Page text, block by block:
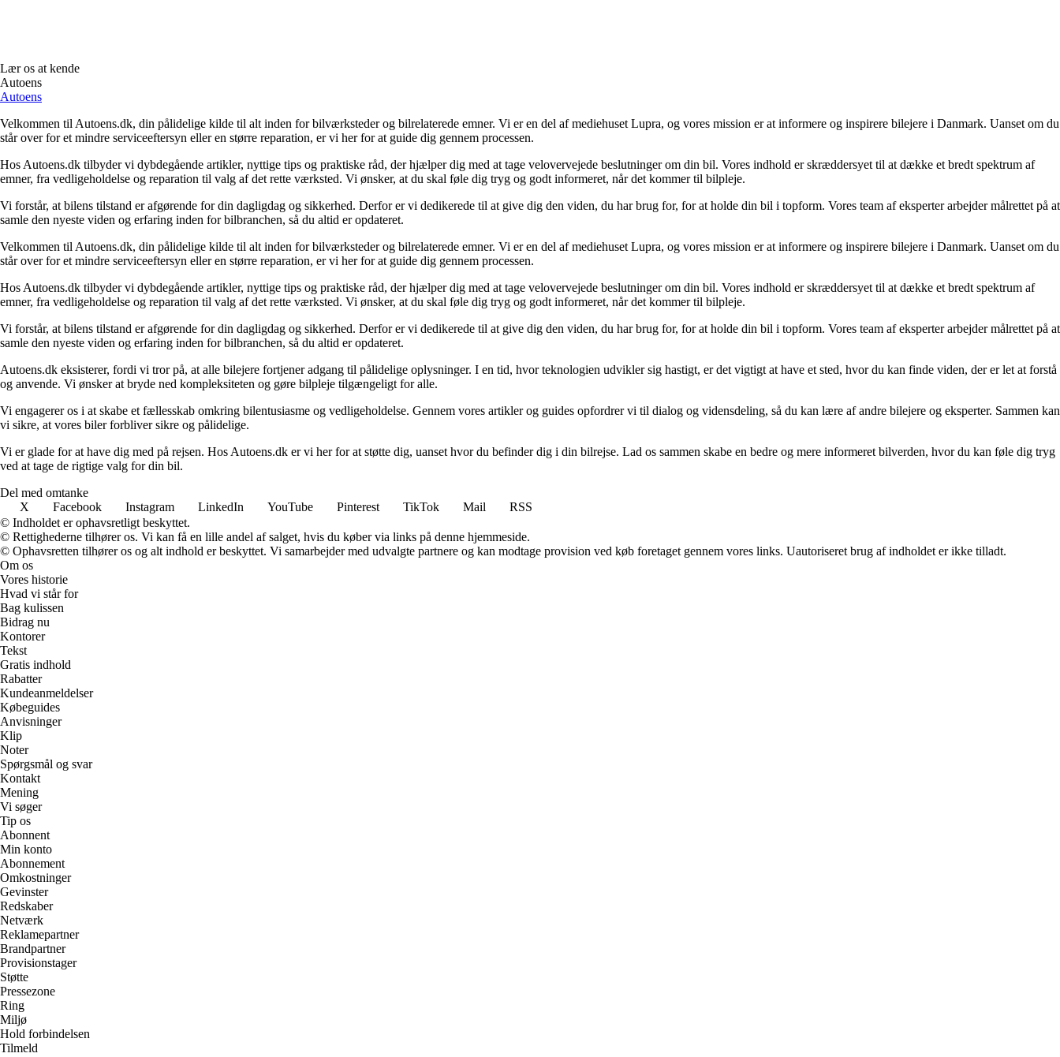
Lær os at kende
Autoens
Autoens
Velkommen til Autoens.dk, din pålidelige kilde til alt inden for bilværksteder og bilrelaterede emner. Vi er en del af mediehuset Lupra, og vores mission er at informere og inspirere bilejere i Danmark. Uanset om du
står over for et mindre serviceeftersyn eller en større reparation, er vi her for at guide dig gennem processen.
Hos Autoens.dk tilbyder vi dybdegående artikler, nyttige tips og praktiske råd, der hjælper dig med at tage velovervejede beslutninger om din bil. Vores indhold er skræddersyet til at dække et bredt spektrum af
emner, fra vedligeholdelse og reparation til valg af det rette værksted. Vi ønsker, at du skal føle dig tryg og godt informeret, når det kommer til bilpleje.
Vi forstår, at bilens tilstand er afgørende for din dagligdag og sikkerhed. Derfor er vi dedikerede til at give dig den viden, du har brug for, for at holde din bil i topform. Vores team af eksperter arbejder målrettet på at
samle den nyeste viden og erfaring inden for bilbranchen, så du altid er opdateret.
Velkommen til Autoens.dk, din pålidelige kilde til alt inden for bilværksteder og bilrelaterede emner. Vi er en del af mediehuset Lupra, og vores mission er at informere og inspirere bilejere i Danmark. Uanset om du
står over for et mindre serviceeftersyn eller en større reparation, er vi her for at guide dig gennem processen.
Hos Autoens.dk tilbyder vi dybdegående artikler, nyttige tips og praktiske råd, der hjælper dig med at tage velovervejede beslutninger om din bil. Vores indhold er skræddersyet til at dække et bredt spektrum af
emner, fra vedligeholdelse og reparation til valg af det rette værksted. Vi ønsker, at du skal føle dig tryg og godt informeret, når det kommer til bilpleje.
Vi forstår, at bilens tilstand er afgørende for din dagligdag og sikkerhed. Derfor er vi dedikerede til at give dig den viden, du har brug for, for at holde din bil i topform. Vores team af eksperter arbejder målrettet på at
samle den nyeste viden og erfaring inden for bilbranchen, så du altid er opdateret.
Autoens.dk eksisterer, fordi vi tror på, at alle bilejere fortjener adgang til pålidelige oplysninger. I en tid, hvor teknologien udvikler sig hastigt, er det vigtigt at have et sted, hvor du kan finde viden, der er let at forstå
og anvende. Vi ønsker at bryde ned kompleksiteten og gøre bilpleje tilgængeligt for alle.
Vi engagerer os i at skabe et fællesskab omkring bilentusiasme og vedligeholdelse. Gennem vores artikler og guides opfordrer vi til dialog og vidensdeling, så du kan lære af andre bilejere og eksperter. Sammen kan
vi sikre, at vores biler forbliver sikre og pålidelige.
Vi er glade for at have dig med på rejsen. Hos Autoens.dk er vi her for at støtte dig, uanset hvor du befinder dig i din bilrejse. Lad os sammen skabe en bedre og mere informeret bilverden, hvor du kan føle dig tryg
ved at tage de rigtige valg for din bil.
Del med omtanke
X
Facebook Instagram LinkedIn YouTube Pinterest TikTok Mail
RSS
© Indholdet er ophavsretligt beskyttet.
© Rettighederne tilhører os. Vi kan få en lille andel af salget, hvis du køber via links på denne hjemmeside.
© Ophavsretten tilhører os og alt indhold er beskyttet. Vi samarbejder med udvalgte partnere og kan modtage provision ved køb foretaget gennem vores links. Uautoriseret brug af indholdet er ikke tilladt.
Om os
Vores historie
Hvad vi står for
Bag kulissen
Bidrag nu
Kontorer
Tekst
Gratis indhold
Rabatter
Kundeanmeldelser
Købeguides
Anvisninger
Klip
Noter
Spørgsmål og svar
Kontakt
Mening
Vi søger
Tip os
Abonnent
Min konto
Abonnement
Omkostninger
Gevinster
Redskaber
Netværk
Reklamepartner
Brandpartner
Provisionstager
Støtte
Pressezone
Ring
Miljø
Hold forbindelsen
Tilmeld